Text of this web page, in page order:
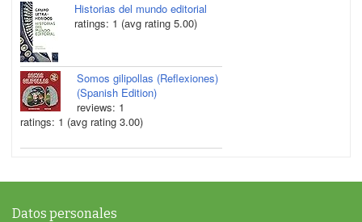
Historias del mundo editorial
ratings: 1 (avg rating 5.00)
Somos gilipollas (Reflexiones)
(Spanish Edition)
reviews: 1
ratings: 1 (avg rating 3.00)
Datos personales